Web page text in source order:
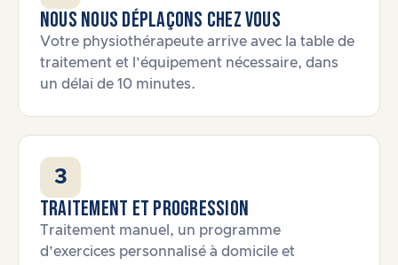
Nous nous déplaçons chez vous
Votre physiothérapeute arrive avec la table de
traitement et l’équipement nécessaire, dans
un délai de 10 minutes.
3
Traitement et progression
Traitement manuel, un programme
d’exercices personnalisé à domicile et